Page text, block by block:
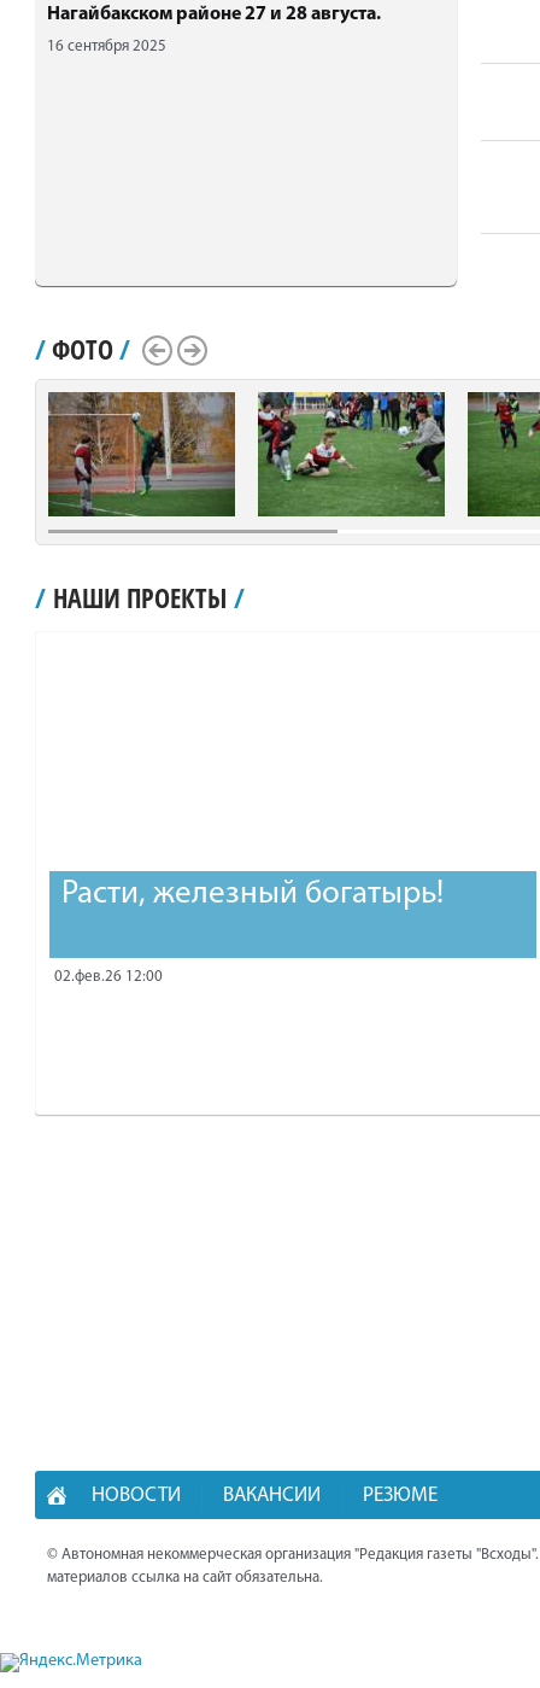
Нагайбакском районе 27 и 28 августа.
16 сентября 2025
/ФОТО/
Scroll LeftScroll Right
/ НАШИ ПРОЕКТЫ /
Расти, железный богатырь!
02.фев.26 12:00
НОВОСТИ ВАКАНСИИ РЕЗЮМЕ
© Автономная некоммерческая организация "Редакция газеты
материалов ссылка на сайт обязательна.